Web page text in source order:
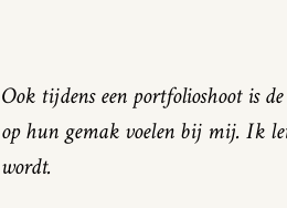
Ook tijdens een portfolioshoot is
op hun gemak voelen bij mij. Ik let
wordt.